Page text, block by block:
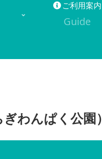
ご利用案内
Guide
わんぱく公園）